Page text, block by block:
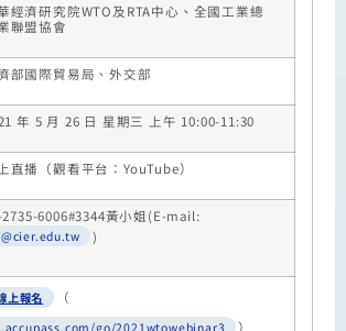
經濟研究院WTO及RTA中心 、全國工業總
聯盟協會
部國際貿易局、外交部
年 5 月 26 日 星期三 上午 10:00-11:30
直播（觀看平台： YouTube）
6006#3344黃小姐(E-mail:
)
上報名 （
go/2021wtowebinar3 ）